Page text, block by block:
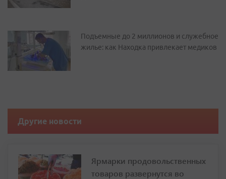
Подъемные до 2 миллионов и служебное
жилье: как Находка привлекает медиков
Другие новости
Ярмарки продовольственных
товаров развернутся во